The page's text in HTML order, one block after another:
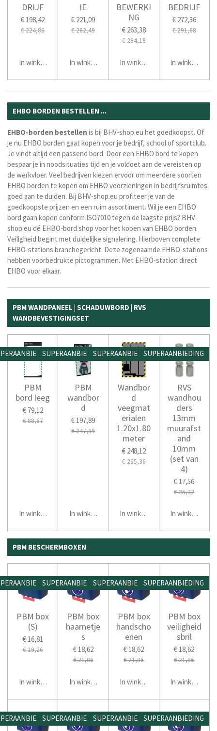
DRIJF
€ 198,42
€ 224,86
In winkelwagen
IE
€ 221,09
€ 262,49
In winkelwagen
BEWERKI
NG
€ 263,38
€ 284,18
In winkelwagen
BEDRIJF
€ 272,36
€ 291,68
In winkelwagen
EHBO BORDEN BESTELLEN ...
EHBO-borden bestellen is bij BHV-shop.eu het goedkoopst. Of
je nu EHBO borden gaat kopen voor je bedrijf, school of sportclub.
Je vindt altijd een passend bord. Door een EHBO bord te kopen
bespaar je in noodsituaties tijd en je voldoet aan de vereisten op
de werkvloer. Veel bedrijven kiezen ervoor om meerdere soorten
EHBO borden te kopen om EHBO voorzieningen in bedrijfsruimtes
goed aan te duiden. Bij BHV-shop.eu profiteer je van de
goedkoopste prijzen en een ruim assortiment. Wil je een EHBO
bord gaan kopen conform ISO7010 tegen de laagste prijs? BHV-
shop.eu dé EHBO-bord shop voor het kopen van EHBO borden.
Veiligheid begint met duidelijke signalering. Hierboven complete
EHBO-stations branchegericht. Deze zogenaamde EHBO-stations
hebben voorbedrukte pictogrammen. Met EHBO-station direct
EHBO voor elkaar.
PBM WANDPANEEL | SCHADUWBORD | RVS
WANDBEVESTIGINGSET
PBM
bord leeg
€ 79,12
€ 88,67
In winkelwagen
SUPERAANBIEDING
PBM
wandbor
d
€ 197,89
€ 247,89
In winkelwagen
SUPERAANBIEDING
Wandbor
d
veegmat
erialen
1.20x1.80
meter
€ 248,12
€ 265,36
In winkelwagen
SUPERAANBIEDING
RVS
wandhou
ders
13mm
muurafst
and
10mm
(set van
4)
€ 17,56
€ 25,32
In winkelwagen
PBM BESCHERMBOXEN
PBM box
(S)
€ 16,81
€ 19,26
In winkelwagen
SUPERAANBIEDING
PBM box
haarnetje
s
€ 18,62
€ 21,86
In winkelwagen
SUPERAANBIEDING
PBM box
handscho
enen
€ 18,62
€ 21,86
In winkelwagen
SUPERAANBIEDING
PBM box
veiligheid
sbril
€ 18,62
€ 21,86
In winkelwagen
SUPERAANBIEDINGSUPERAANBIEDINGSUPERAANBIEDING